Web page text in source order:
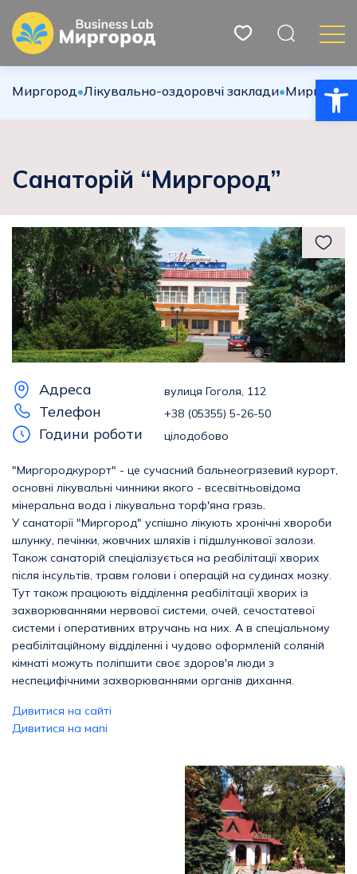
Миргород•Лікувально-оздоровчі заклади•
Санаторій “Миргород”
Адреса вулиця Гоголя, 112
Телефон +38 (05355) 5-26-50
Години роботи цілодобово
"Миргородкурорт" - це сучасний бальнеогрязевий курорт,
основні лікувальні чинники якого - всесвітньовідома
мінеральна вода і лікувальна торф'яна грязь.
У санаторії "Миргород" успішно лікують хронічні хвороби
шлунку, печінки, жовчних шляхів і підшлункової залози.
Також санаторій спеціалізується на реабілітації хворих
після інсультів, травм голови і операцій на судинах мозку.
Тут також працюють відділення реабілітації хворих із
захворюваннями нервової системи, очей, сечостатевої
системи і оперативних втручань на них. А в спеціальному
реабілітаційному відділенні і чудово оформленій соляній
кімнаті можуть поліпшити своє здоров'я люди з
неспецифічними захворюваннями органів дихання.
Дивитися на сайті
Дивитися на мапі